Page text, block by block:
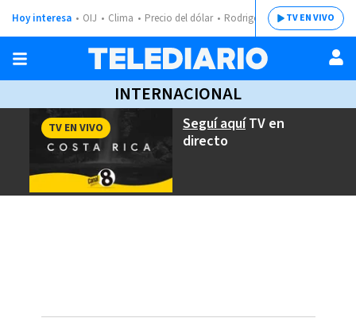
Hoy interesa OIJ Clima Precio del dólar Rodrigo ChavesTV EN VIVO
INTERNACIONAL
Seguí aquíTV en
directo
TV EN VIVO